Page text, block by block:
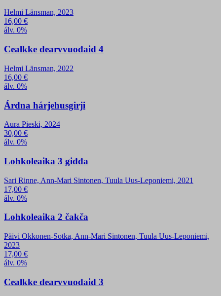
Helmi Länsman, 2023
16,00 €
álv. 0%
Cealkke dearvvuođaid 4
Helmi Länsman, 2022
16,00 €
álv. 0%
Árdna hárjehusgirji
Aura Pieski, 2024
30,00 €
álv. 0%
Lohkoleaika 3 giđđa
Sari Rinne, Ann-Mari Sintonen, Tuula Uus-Leponiemi, 2021
17,00 €
álv. 0%
Lohkoleaika 2 čakča
Päivi Okkonen-Sotka, Ann-Mari Sintonen, Tuula Uus-Leponiemi,
2023
17,00 €
álv. 0%
Cealkke dearvvuođaid 3